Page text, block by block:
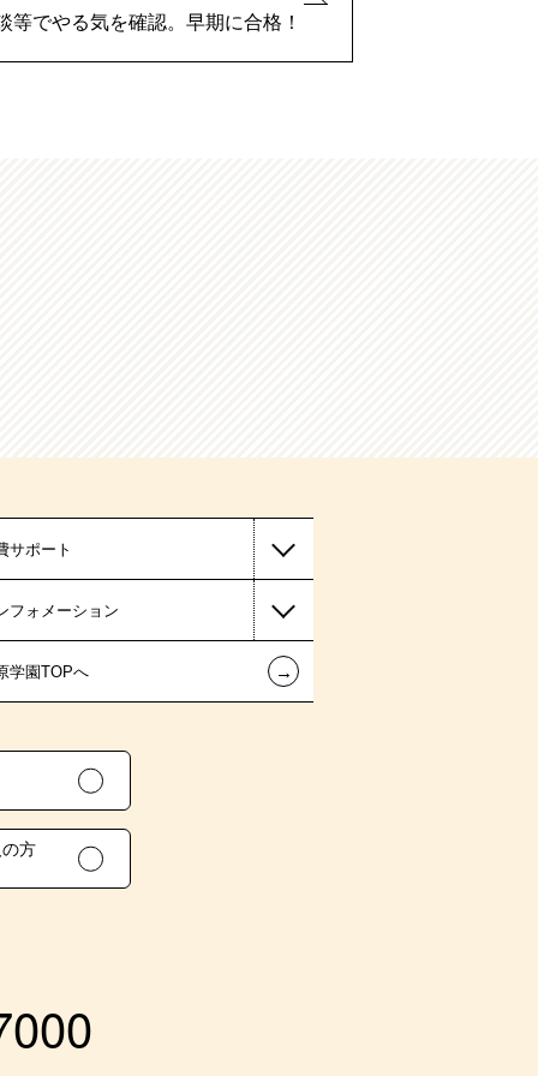
等でやる気を確認。早期に合格！
サポート
フォメーション
学園TOPへ ←
方